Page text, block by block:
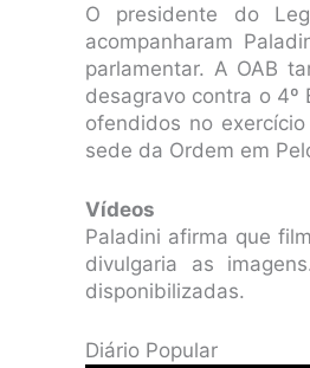
O presidente do
acompanharam
parlamentar. A OAB
desagravo contra o 4º
ofendidos no
sede da Ordem em
Vídeos
Paladini afirma que
divulgaria as
disponibilizadas.
Diário Popular